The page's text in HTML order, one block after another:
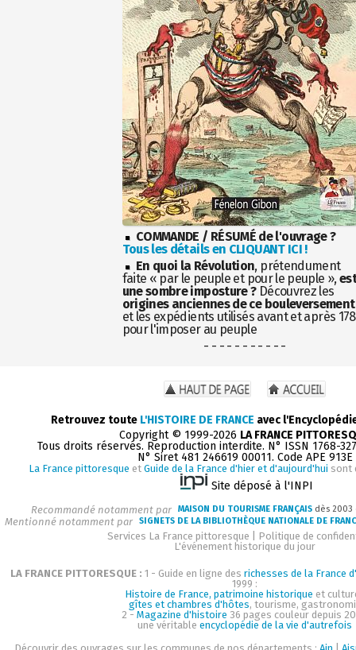
COMMANDE / RÉSUMÉ de l'ouvrage ?
Tous les détails en CLIQUANT ICI !
En quoi la Révolution, prétendument
faite « par le peuple et pour le peuple »,
une sombre imposture ?Découvrez les
origines anciennes de ce bouleversement
et les expédients utilisés avant et après
pour l'imposer au peuple
- - - - - - - - - - -
Retrouvez toute L'HISTOIRE DE FRANCE avec
Copyright © 1999-2026 LA FRANCE
Tous droits réservés. Reproduction interdite. N° ISSN 1768-
N° Siret 481 246619 00011. Code APE 913E
La France pittoresque et Guide de la France d'hier et d'aujourd'hui sont
Site déposé à l'INPI
Recommandé notamment par MAISON DU TOURISME FRANÇAIS dès
Mentionné notamment par SIGNETS DE LA BIBLIOTHÈQUE NATIONALE DE
Services La France pittoresque
Politique de
L'événement historique du jour
LA FRANCE PITTORESQUE : 1 - Guide en ligne des richesses de la France
1999 :
Histoire de France, patrimoine historique et
gîtes et chambres d'hôtes, tourisme,
2 - Magazine d'histoire 36 pages couleur depuis
une véritable encyclopédie de la vie d'autrefois